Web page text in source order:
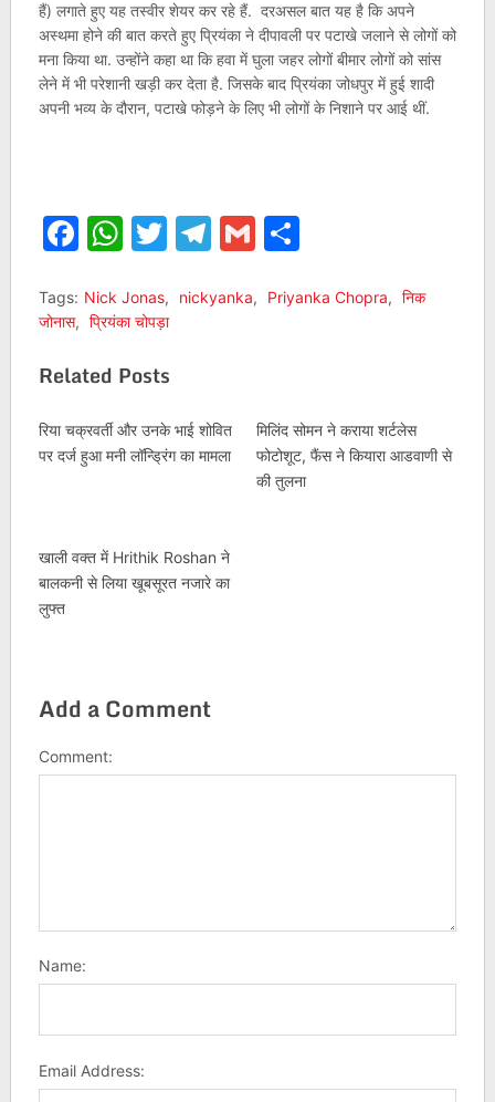
हैं) लगाते हुए यह तस्वीर शेयर कर रहे हैं. दरअसल बात यह है कि अपने
अस्थमा होने की बात करते हुए प्रियंका ने दीपावली पर पटाखे जलाने से लोगों को
मना किया था. उन्होंने कहा था कि हवा में घुला जहर लोगों बीमार लोगों को सांस
लेने में भी परेशानी खड़ी कर देता है. जिसके बाद प्रियंका जोधपुर में हुई शादी
अपनी भव्य के दौरान, पटाखे फोड़ने के लिए भी लोगों के निशाने पर आई थीं.
Facebook
WhatsApp
Twitter
Telegram
GmailShare
Tags: Nick Jonas, nickyanka, Priyanka Chopra, निक
जोनास, प्रियंका चोपड़ा
Related Posts
रिया चक्रवर्ती और उनके भाई शोवित
पर दर्ज हुआ मनी लॉन्ड्रिंग का मामला
मिलिंद सोमन ने कराया शर्टलेस
फोटोशूट, फैंस ने कियारा आडवाणी से
की तुलना
खाली वक्त में Hrithik Roshan ने
बालकनी से लिया खूबसूरत नजारे का
लुफ्त
Add a Comment
Comment:
Name:
Email Address: